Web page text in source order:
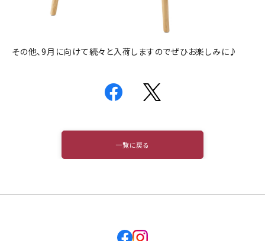
その他、9月に向けて続々と入荷しますのでぜひお楽しみに♪
一覧に戻る